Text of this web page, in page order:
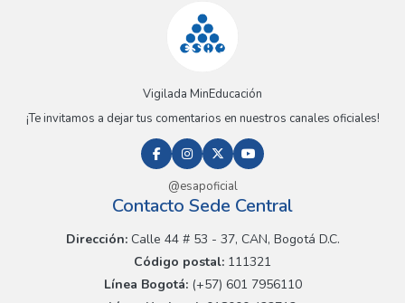
Vigilada MinEducación
¡Te invitamos a dejar tus comentarios en nuestros canales oficiales!
@esapoficial
Contacto Sede Central
Dirección:Calle 44 # 53 - 37, CAN, Bogotá D.C.
Código postal: 111321
Línea Bogotá:(+57) 601 7956110